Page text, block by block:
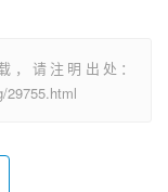
请注明出处：
29755.html